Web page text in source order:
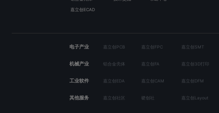
嘉立创ECAD
电子产业 嘉立创PCB 嘉立创FPC 嘉立创SMT
机械产业 铝合金壳体 嘉立创FA 嘉立创3D打印
工业软件 嘉立创EDA 嘉立创CAM 嘉立创DFM
其他服务 嘉立创社区 硬创社 嘉立创Layout